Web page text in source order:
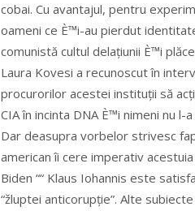
cobai. Cu avantajul, pentru
oameni ce È™i-au pierdut
comunistă cultul delațiunii È™i
Laura Kovesi a recunoscut în
procurorilor acestei instituții să
CIA în incinta DNA È™i nimeni nu l-
Dar deasupra vorbelor strivesc
american îi cere imperativ
Biden ““ Klaus Iohannis este
“žluptei anticorupție”. Alte